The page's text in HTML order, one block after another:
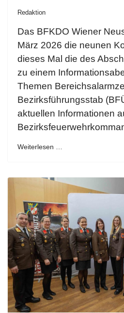
Redaktion
Das BFKDO Wiener
März 2026 die neunen
dieses Mal die des
zu einem
Themen
Bezirksführungsstab
aktuellen Informationen
Weiterlesen …